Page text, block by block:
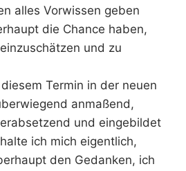
alles Vorwissen geben
die Chance haben,
und zu
Termin in der neuen
anmaßend,
und eingebildet
ich mich eigentlich,
den Gedanken, ich